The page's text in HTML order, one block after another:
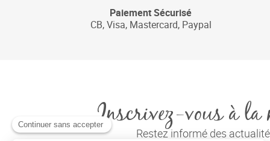
Paiement Sécurisé
CB, Visa, Mastercard, Paypal
Inscrivez-vous à la
Restez informé des